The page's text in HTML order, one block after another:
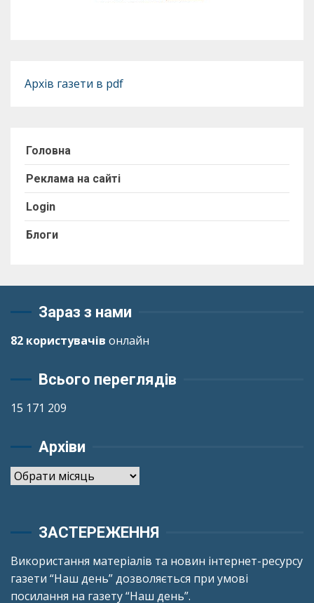
Архів газети в pdf
Головна
Реклама на сайті
Login
Блоги
Зараз з нами
82 користувачів онлайн
Всього переглядів
15 171 209
Архіви
Архіви
ЗАСТЕРЕЖЕННЯ
Використання матеріалів та новин інтернет-ресурсу
газети “Наш день” дозволяється при умові
посилання на газету “Наш день”.